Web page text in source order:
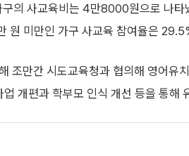
의 사교육비는 4만8000원으로 나
원 미만인 가구 사교육 참여율은
조만간 시도교육청과 협의해 영어유
개편과 학부모 인식 개선 등을 통해